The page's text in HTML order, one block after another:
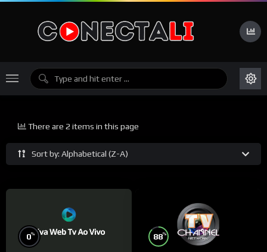
Sort by: Alphabetical (Z-A)
There are 2 items in this page
0% 88%